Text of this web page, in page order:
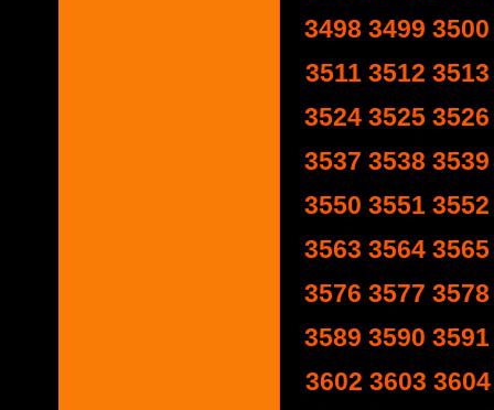
3498 3499 3500
3511 3512 3513
3524 3525 3526
3537 3538 3539
3550 3551 3552
3563 3564 3565
3576 3577 3578
3589 3590 3591
3602 3603 3604